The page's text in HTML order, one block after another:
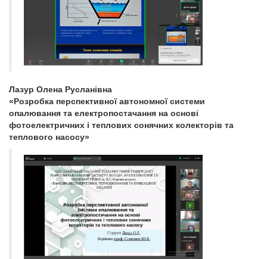
Лазур Олена Русланівна
«Розробка перспективної автономної системи
опалювання та електропостачання на основі
фотоелектричних і теплових сонячних колекторів та
теплового насосу»